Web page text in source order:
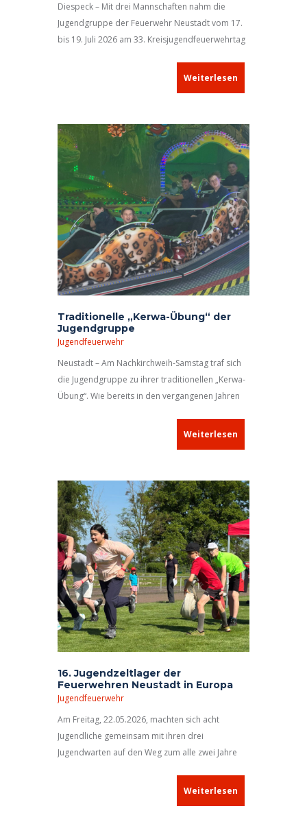
Diespeck – Mit drei Mannschaften nahm die
Jugendgruppe der Feuerwehr Neustadt vom 17.
bis 19. Juli 2026 am 33. Kreisjugendfeuerwehrtag
Weiterlesen
Traditionelle „Kerwa-Übung“ der
Jugendgruppe
Jugendfeuerwehr
Neustadt – Am Nachkirchweih-Samstag traf sich
die Jugendgruppe zu ihrer traditionellen „Kerwa-
Übung“. Wie bereits in den vergangenen Jahren
Spende aus dem Rathaus Fahrchips undWeiterlesen
16. Jugendzeltlager der
Feuerwehren Neustadt in Europa
Jugendfeuerwehr
Am Freitag, 22.05.2026, machten sich acht
Jugendliche gemeinsam mit ihren drei
Jugendwarten auf den Weg zum alle zwei Jahre
. Ihre Reise führte sie nach
Weiterlesen